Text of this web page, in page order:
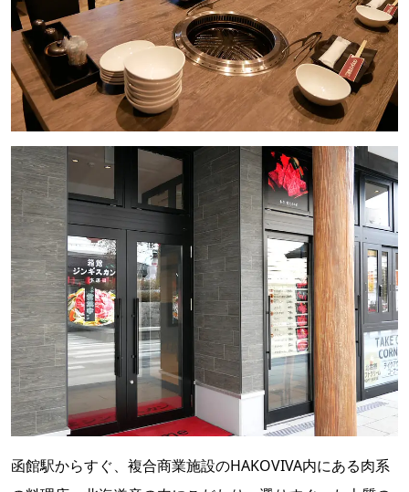
函館駅からすぐ、複合商業施設のHAKOVIVA内にある肉系